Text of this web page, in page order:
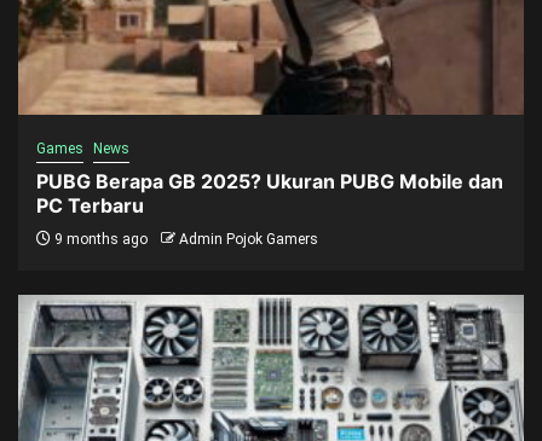
Games News
PUBG Berapa GB 2025? Ukuran PUBG Mobile dan
PC Terbaru
9 months ago Admin Pojok Gamers